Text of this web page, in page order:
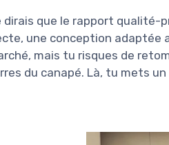
dirais que le rapport qualité-
une conception adaptée
mais tu risques de
du canapé. Là, tu mets